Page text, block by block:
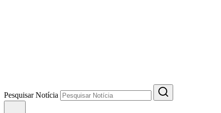
Pesquisar Notícia